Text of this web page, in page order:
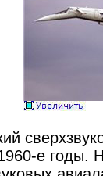
е годы.